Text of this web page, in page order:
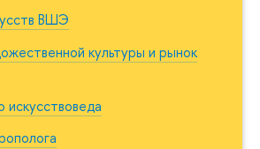
ВШЭ
культуры и рынок